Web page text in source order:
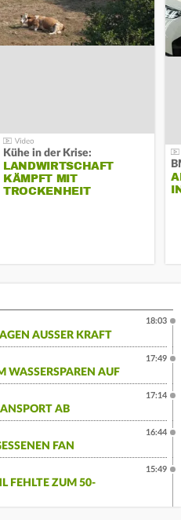
Kühe in der Krise:
LANDWIRTSCHAFT
KÄMPFT MIT
TROCKENHEIT
AUSSER KRAFT
18:03
WASSERSPAREN AUF
17:49
AB
17:14
FAN
16:44
FEHLTE ZUM 50-
15:49